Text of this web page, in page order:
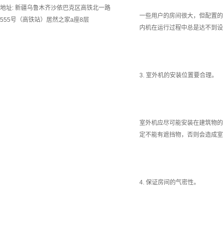
地址: 新疆乌鲁木齐沙依巴克区高铁北一路
555号（高铁站）居然之家a座8层
一些用户的房间很大，但配置
内机在运行过程中总是达不到
3. 室外机的安装位置要合理。
室外机应尽可能安装在建筑物
定不能有遮挡物，否则会造成
4. 保证房间的气密性。